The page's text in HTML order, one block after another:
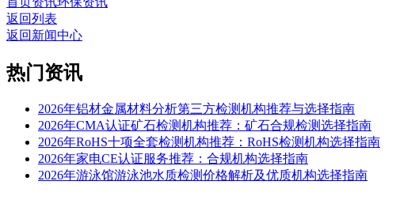
返回列表
返回新闻中心
热门资讯
2026年铝材金属材料分析第三方检测机构推荐与选择指南
2026年CMA认证矿石检测机构推荐：矿石合规检测选择指南
2026年RoHS十项全套检测机构推荐：RoHS检测机构选择指南
2026年家电CE认证服务推荐：合规机构选择指南
2026年游泳馆游泳池水质检测价格解析及优质机构选择指南